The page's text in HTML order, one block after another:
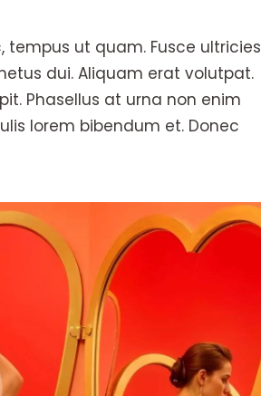
ut quam. Fusce ultricies
dui. Aliquam erat volutpat.
Phasellus at urna non enim
lorem bibendum et. Donec